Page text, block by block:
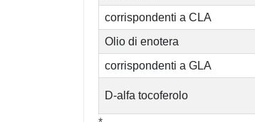
corrispondenti a CLA
Olio di enotera
corrispondenti a GLA
D-alfa tocoferolo